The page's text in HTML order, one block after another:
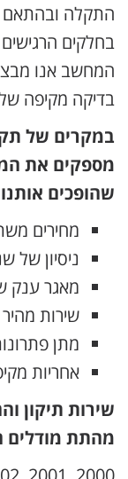
התקלה ובהתאם
בחלקים
המחשב אנו
בדיקה מקיפה
במקרים של
מספקים את
שהופכים
מחירים
ניסיון של
מאגר ענק
שירות
מתן
אחריות
שירות תיקון
מהתת מודלים